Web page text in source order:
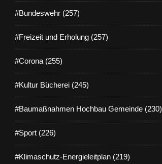
#Bundeswehr (257)
#Freizeit und Erholung (257)
#Corona (255)
#Kultur Bücherei (245)
#Baumaßnahmen Hochbau Gemeinde (230)
#Sport (226)
#Klimaschutz-Energieleitplan (219)